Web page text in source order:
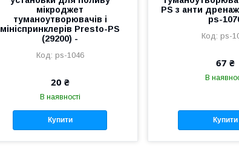
мікроджет
туманоутворювачів і
мініспринклерів Presto-PS
(29200) -
ps-1046
20 ₴
В наявності
Купити
PS з анти
ps-
ps-
67 ₴
В
Купити